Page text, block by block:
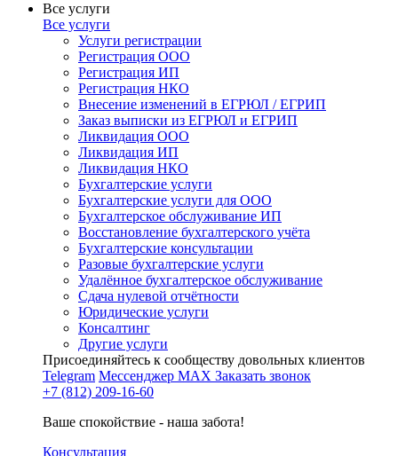
Все услуги
Все услуги
Услуги регистрации
Регистрация ООО
Регистрация ИП
Регистрация НКО
Внесение изменений в ЕГРЮЛ / ЕГРИП
Заказ выписки из ЕГРЮЛ и ЕГРИП
Ликвидация ООО
Ликвидация ИП
Ликвидация НКО
Бухгалтерские услуги
Бухгалтерские услуги для ООО
Бухгалтерское обслуживание ИП
Восстановление бухгалтерского учёта
Бухгалтерские консультации
Разовые бухгалтерские услуги
Удалённое бухгалтерское обслуживание
Сдача нулевой отчётности
Юридические услуги
Консалтинг
Другие услуги
Присоединяйтесь к сообществу довольных клиентов
Telegram Мессенджер MAX Заказать звонок
+7 (812) 209-16-60
Ваше спокойствие - наша забота!
Консультация